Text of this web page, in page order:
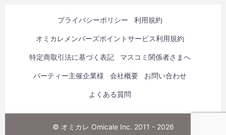
プライバシーポリシー 利用規約
オミカレメンバーズポイントサービス利用規約
特定商取引法に基づく表記 マスコミ関係者さまへ
パーティー主催企業様 会社概要 お問い合わせ
よくある質問
© オミカレ Omicale Inc. 2011 - 2026